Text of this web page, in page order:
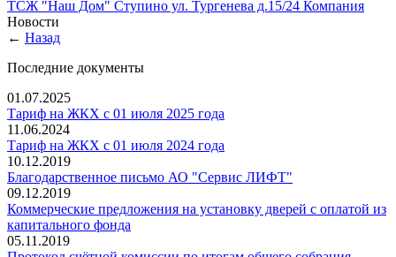
ТСЖ "Наш Дом" Ступино ул. Тургенева д.15/24 Компания
Новости
← Назад
Последние документы
01.07.2025
Тариф на ЖКХ с 01 июля 2025 года
11.06.2024
Тариф на ЖКХ с 01 июля 2024 года
10.12.2019
Благодарственное письмо АО "Сервис ЛИФТ"
09.12.2019
Коммерческие предложения на установку дверей с оплатой из
капитального фонда
05.11.2019